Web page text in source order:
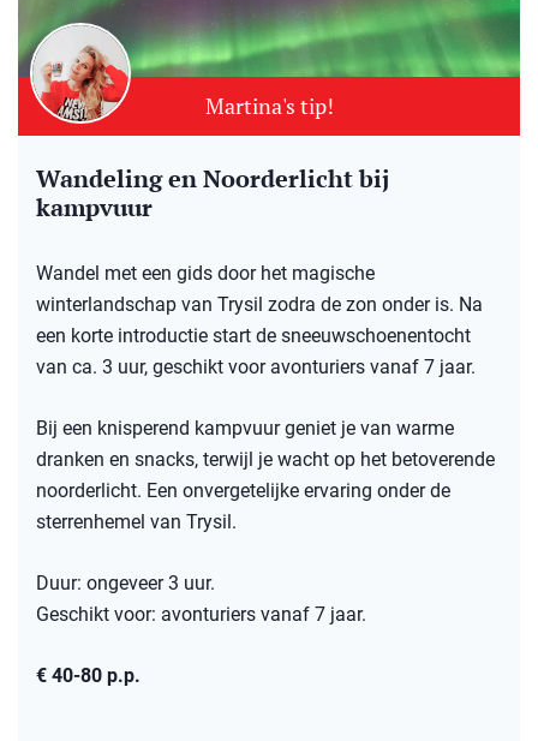
Martina's tip!
Wandeling en Noorderlicht bij
kampvuur
Wandel met een gids door het magische
winterlandschap van Trysil zodra de zon onder is. Na
een korte introductie start de sneeuwschoenentocht
van ca. 3 uur, geschikt voor avonturiers vanaf 7 jaar.
Bij een knisperend kampvuur geniet je van warme
dranken en snacks, terwijl je wacht op het betoverende
noorderlicht. Een onvergetelijke ervaring onder de
sterrenhemel van Trysil.
Duur: ongeveer 3 uur.
Geschikt voor: avonturiers vanaf 7 jaar.
€ 40-80 p.p.